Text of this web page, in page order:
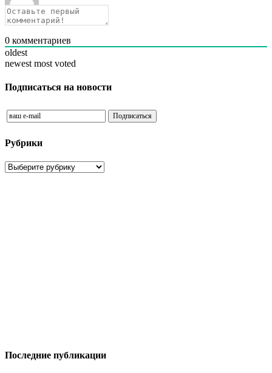
0 комментариев
oldest
newest most voted
Подписаться на новости
Рубрики
Рубрики
Последние публикации